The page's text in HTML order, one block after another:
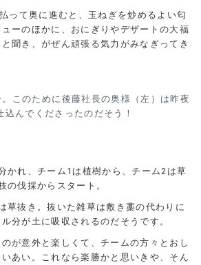
って奥に進むと、玉ねぎを炒めるよい匂
ーのほかに、おにぎりやデザートの大福
聞き、がぜん頑張る気力がみなぎってき
このために後藤社長の奥様（左）は昨夜
込んでくださったのだそう！
かれ、チーム1は植樹から、チーム2は草
の伐採からスタート。
草抜き。抜いた雑草は敷き藁の代わりに
分が土に吸収されるのだそうです。
が意外と楽しくて、チームの方々とおし
あい。これなら楽勝かと思いきや、そん